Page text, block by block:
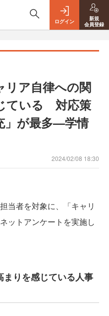
ログイン
新規
会員登録
リア自律への関
ている 対応策
」が最多—学情
2024/02/08 18:30
当者を対象に、「キャリ
ットアンケートを実施し
りを感じている人事